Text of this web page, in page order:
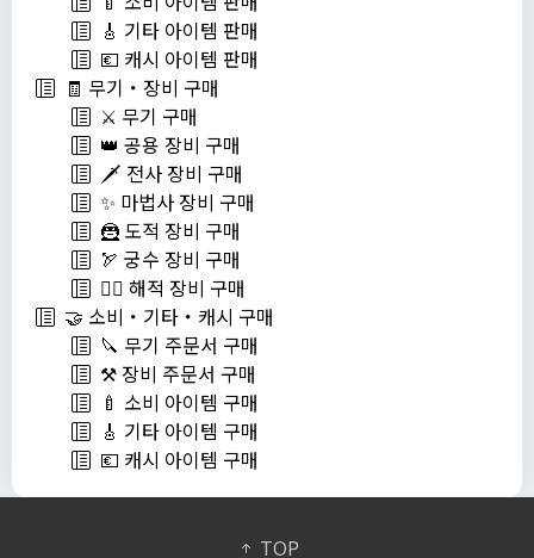
🎸 기타 아이템 판매
💶 캐시 아이템 판매
🧾 무기・장비 구매
⚔️ 무기 구매
👑 공용 장비 구매
🗡️ 전사 장비 구매
✨ 마법사 장비 구매
🦹 도적 장비 구매
🏹 궁수 장비 구매
🏴‍☠️ 해적 장비 구매
🤝 소비・기타・캐시 구매
🔪 무기 주문서 구매
⚒️ 장비 주문서 구매
🍼 소비 아이템 구매
🎸 기타 아이템 구매
💶 캐시 아이템 구매
TOP